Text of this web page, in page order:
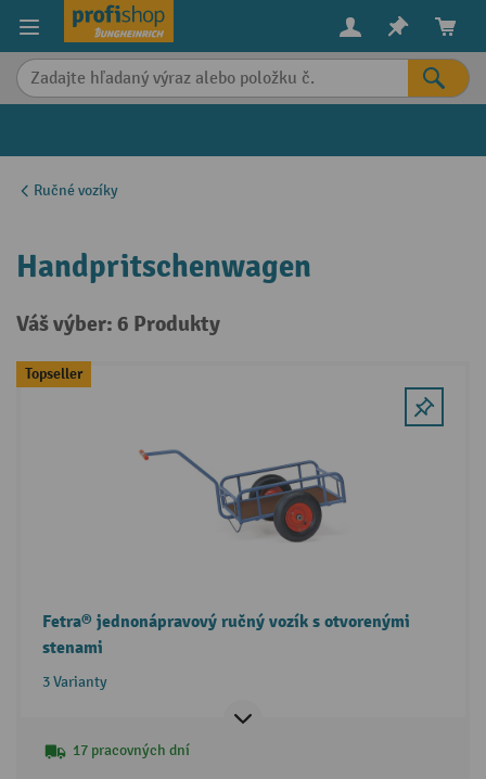
content
Ručné vozíky
Handpritschenwagen
Váš výber: 6 Produkty
Topseller
Fetra® jednonápravový ručný vozík s otvorenými
stenami
3 Varianty
17 pracovných dní